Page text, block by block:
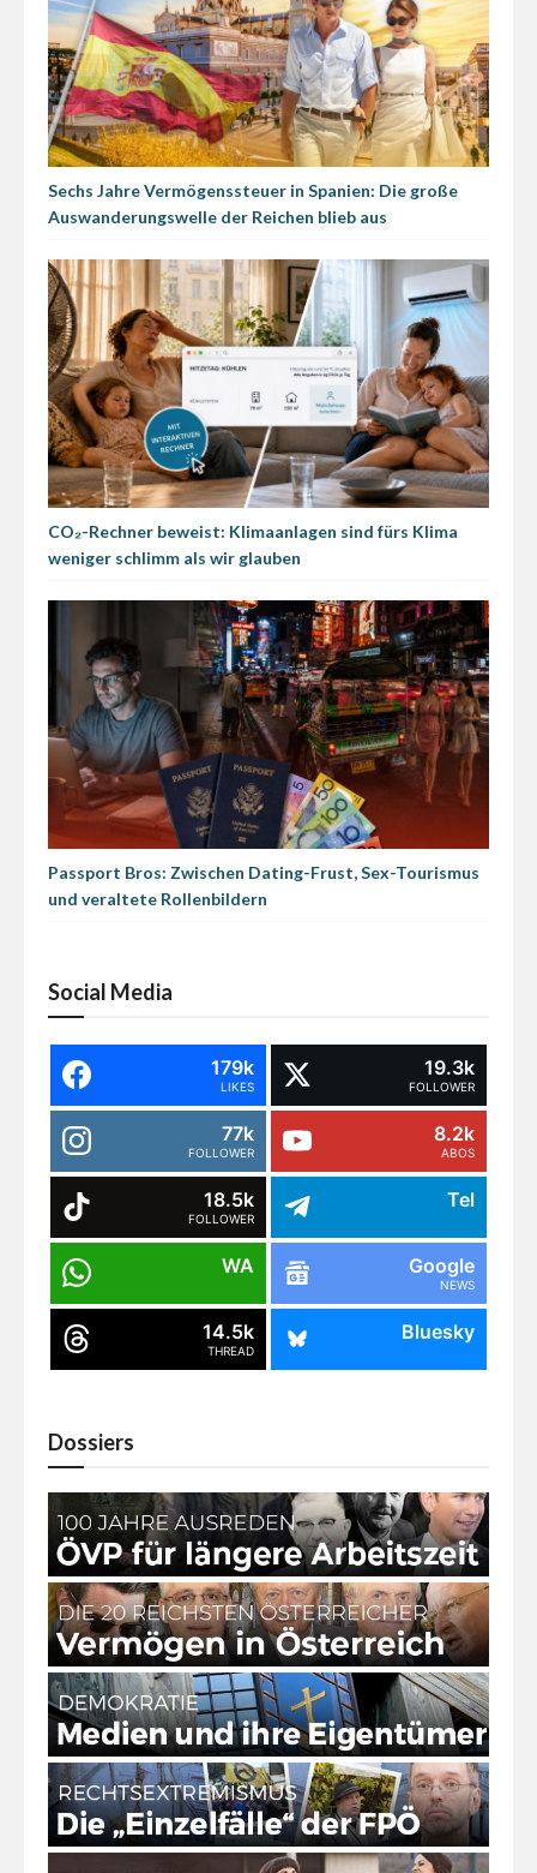
Sechs Jahre Vermögenssteuer in Spanien: Die große
Auswanderungswelle der Reichen blieb aus
CO₂-Rechner beweist: Klimaanlagen sind fürs Klima
weniger schlimm als wir glauben
Passport Bros: Zwischen Dating-Frust, Sex-Tourismus
und veraltete Rollenbildern
Social Media
179k
LIKES
19.3k
FOLLOWER
77k
FOLLOWER
8.2k
ABOS
18.5k
FOLLOWER
Tel
WA Google
NEWS
14.5k
THREAD
Bluesky
Dossiers